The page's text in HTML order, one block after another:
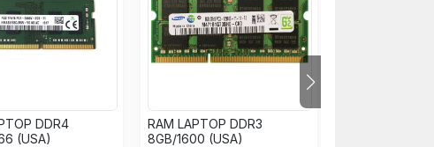
DDR4
(USA)
RAM LAPTOP DDR3
8GB/1600 (USA)